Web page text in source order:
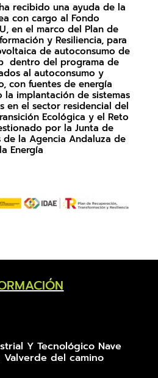
recibido una ayuda de la
con cargo al Fondo
en el marco del Plan de
y Resiliencia, para
de autoconsumo de
dentro del programa de
al autoconsumo y
con fuentes de energía
la implantación de sistemas
en el sector residencial del
Ecológica y el Reto
por la Junta de
de la Agencia Andaluza de
la Energía
Y Tecnológico Nave
Valverde del camino